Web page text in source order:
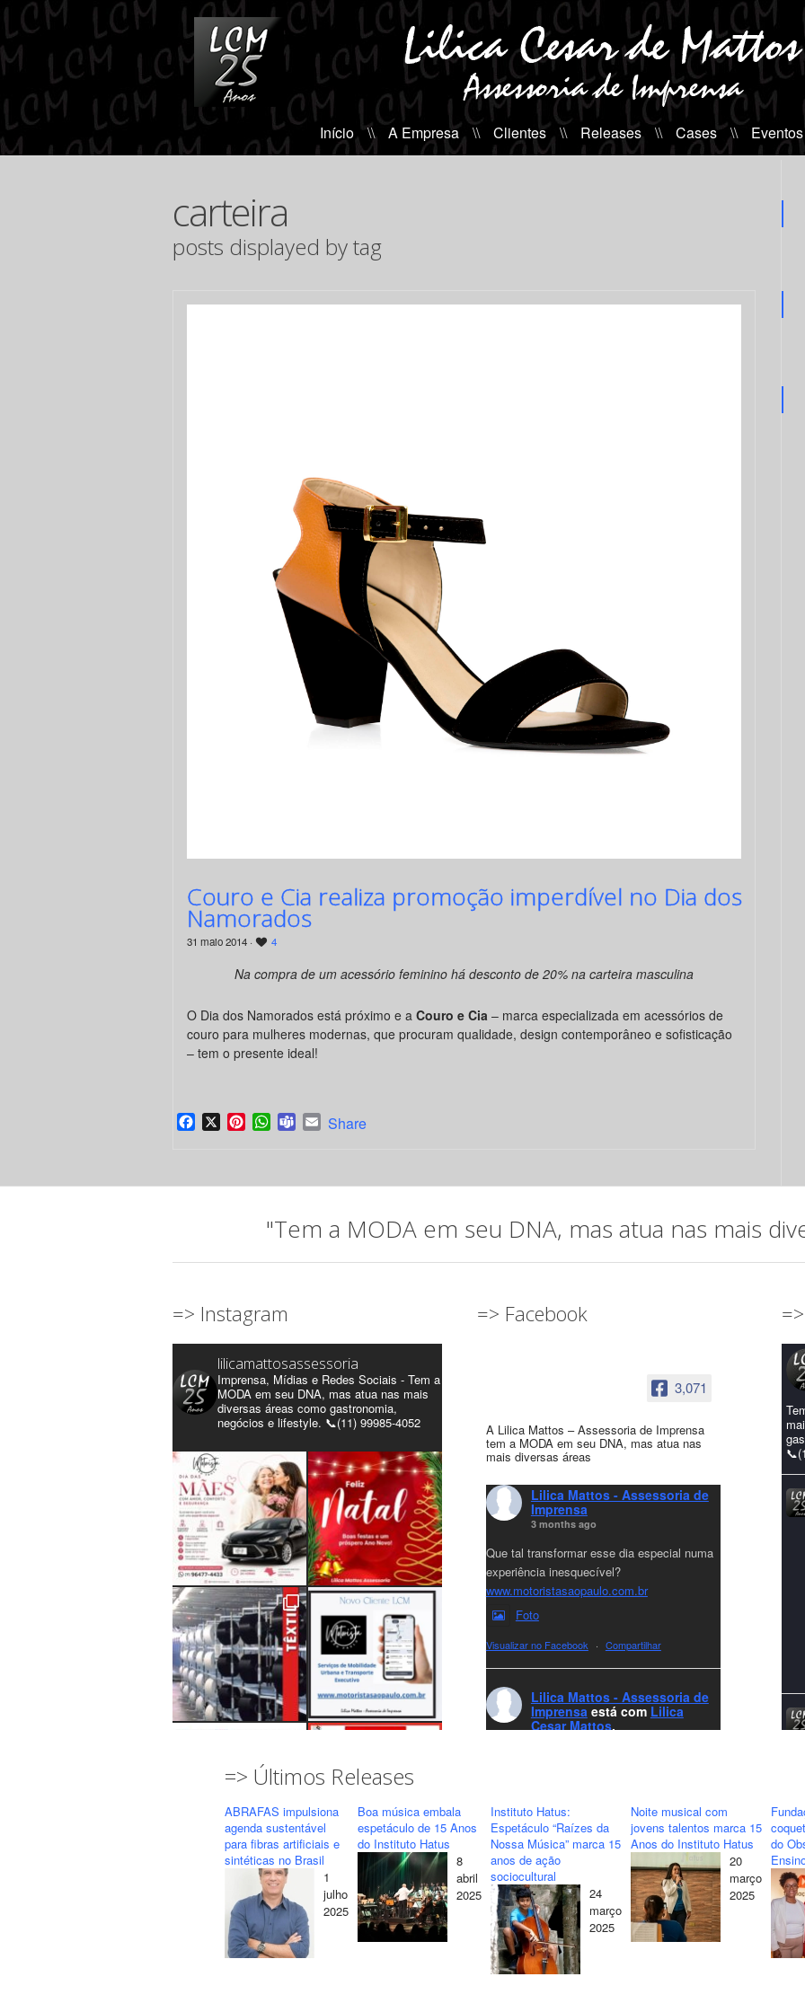
Início \\ A Empresa \\ Clientes \\ Releases \\ Cases \\ Eventos
carteira
posts displayed by tag
Couro e Cia realiza promoção imperdível no Dia dos
Namorados
31 maio 2014 · 4
Na compra de um acessório feminino há desconto de 20% na carteira masculina
O Dia dos Namorados está próximo e a Couro e Cia – marca especializada em acessórios de
couro para mulheres modernas, que procuram qualidade, design contemporâneo e sofisticação
– tem o presente ideal!
Facebook
X PinterestWhatsApp
TeamsEmail
Share
"Tem a MODA em seu DNA, mas atua nas mais
=> Instagram
lilicamattosassessoria
Imprensa, Mídias e Redes Sociais - Tem a
MODA em seu DNA, mas atua nas mais
diversas áreas como gastronomia,
negócios e lifestyle. 📞(11) 99985-4052
Carregar mais... Seguir
=> Facebook
3,071
A Lilica Mattos – Assessoria de Imprensa
tem a MODA em seu DNA, mas atua nas
mais diversas áreas
Lilica Mattos - Assessoria de
Imprensa
3 months ago
Que tal transformar esse dia especial numa
experiência inesquecível?
www.motoristasaopaulo.com.br
Foto
Visualizar no Facebook · Compartilhar
Lilica Mattos - Assessoria de
Imprensa está com Lilica
Cesar Mattos.
realizações para todos clientes, jornalistas e
amigos que sempre nos acompanham!🎄✨
🥂❤️
#lcmassessoria
#natal
#merrychristmas #felizanonovo
#HappyNewYear
Foto
Visualizar no Facebook
=> Últimos Releases
ABRAFAS impulsiona
agenda sustentável
para fibras artificiais e
sintéticas no Brasil
1
julho
2025
Boa música embala
espetáculo de 15 Anos
do Instituto Hatus
8
abril
2025
Instituto Hatus:
Espetáculo “Raízes da
Nossa Música” marca 15
anos de ação
sociocultural
24
março
2025
Noite musical com
jovens talentos marca 15
Anos do Instituto Hatus
20
março
2025
do